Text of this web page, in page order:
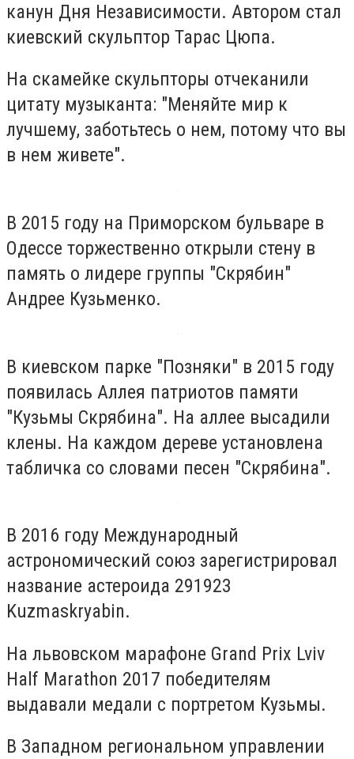
канун Дня Независимости. Автором стал
киевский скульптор Тарас Цюпа.
На скамейке скульпторы отчеканили
цитату музыканта: "Меняйте мир к
лучшему, заботьтесь о нем, потому что вы
в нем живете".
В 2015 году на Приморском бульваре в
Одессе торжественно открыли стену в
память о лидере группы "Скрябин"
Андрее Кузьменко.
В киевском парке "Позняки" в 2015 году
появилась Аллея патриотов памяти
"Кузьмы Скрябина". На аллее высадили
клены. На каждом дереве установлена
табличка со словами песен "Скрябина".
В 2016 году Международный
астрономический союз зарегистрировал
название астероида 291923
Kuzmaskryabin.
На львовском марафоне Grand Prix Lviv
Half Marathon 2017 победителям
выдавали медали с портретом Кузьмы.
В Западном региональном управлении